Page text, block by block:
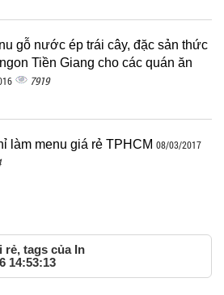
gỗ nước ép trái cây, đặc sản thức
Tiền Giang cho các quán ăn
7919
làm menu giá rẻ TPHCM 08/03/2017
rẻ, tags của In
14:53:13